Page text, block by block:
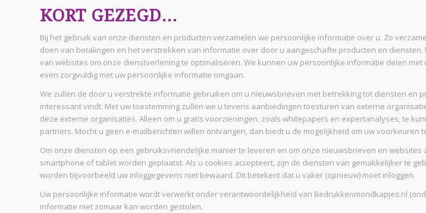
KORT GEZEGD…
Bij het gebruik van onze diensten en producten verzamelen we persoonlijke informatie over u. Zo
doen van betalingen en het verstrekken van informatie over door u aangeschafte producten en
van websites om onze dienstverlening te optimaliseren. We kunnen uw persoonlijke informatie delen
even zorgvuldig met uw persoonlijke informatie omgaan.
We zullen de door u verstrekte informatie gebruiken om u nieuwsbrieven met betrekking tot diensten
interessant vindt. Met uw toestemming zullen we u tevens aanbiedingen toesturen van externe
deze externe organisaties. Alleen om u gratis voorzieningen, zoals whitepapers en expertanalyses, te
partners. Mocht u geen e-mailberichten willen ontvangen, dan biedt u de mogelijkheid om uw
Om onze diensten op een gebruiksvriendelijke manier te leveren en om onze nieuwsbrieven en websites
smartphone of tablet worden geplaatst. Als u cookies accepteert, zijn de diensten van gemakkelijker te
worden bijvoorbeeld uw inloggegevens niet bewaard. Dit betekent dat u vaker (opnieuw) moet inloggen.
Uw persoonlijke informatie wordt verwerkt onder verantwoordelijkheid van Bedrukkenmondkapjes.nl
informatie niet zomaar kan worden gestolen.